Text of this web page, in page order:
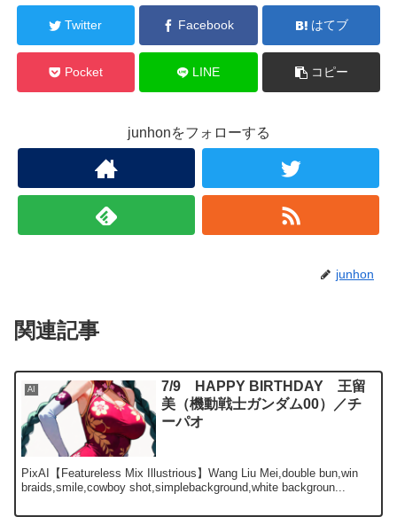
Twitter Facebook はてブ
Pocket LINE コピー
junhonをフォローする
junhon
関連記事
AI
7/9 HAPPY BIRTHDAY 王留
美（機動戦士ガンダム00）／チ
ーパオ
PixAI【Featureless Mix Illustrious】Wang Liu Mei,double bun,win
braids,smile,cowboy shot,simplebackground,white backgroun...